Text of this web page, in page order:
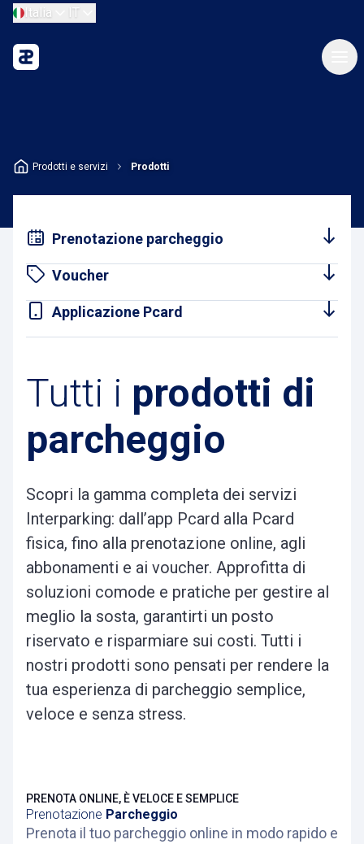
Italia IT
Prodotti e servizi Prodotti
Prenotazione parcheggio
Voucher
Applicazione Pcard
Tutti i prodotti di
parcheggio
Scopri la gamma completa dei servizi
Interparking: dall’app Pcard alla Pcard
fisica, fino alla prenotazione online, agli
abbonamenti e ai voucher. Approfitta di
soluzioni comode e pratiche per gestire al
meglio la sosta, garantirti un posto
riservato e risparmiare sui costi. Tutti i
nostri prodotti sono pensati per rendere la
tua esperienza di parcheggio semplice,
veloce e senza stress.
Prenotazione Parcheggio
PRENOTA ONLINE, È VELOCE E SEMPLICE
Prenota il tuo parcheggio online in modo rapido e